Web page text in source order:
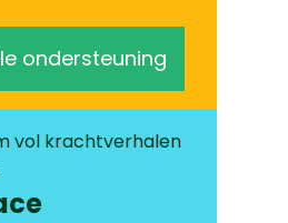
ondersteuning
vol krachtverhalen